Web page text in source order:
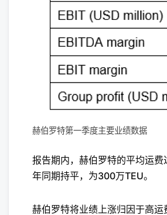
赫伯罗特第一季度主要业绩数据
报告期内，赫伯罗特的平均运
年同期持平，为300万TEU。
赫伯罗特将业绩上涨归因于高运